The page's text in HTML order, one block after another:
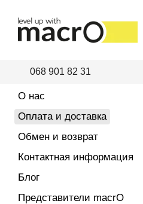
068 901 82 31
О нас
Оплата и доставка
Обмен и возврат
Контактная информация
Блог
Представители macrO